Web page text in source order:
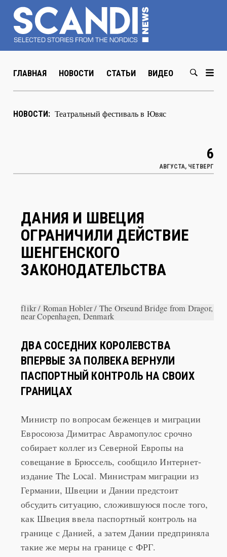
ГЛАВНАЯ НОВОСТИ СТАТЬИ ВИДЕО ABOUT US
НОВОСТИ: В Хельсинки открылась выставка
6
ДАНИЯ И ШВЕЦИЯ
ОГРАНИЧИЛИ ДЕЙСТВИЕ
ШЕНГЕНСКОГО
ЗАКОНОДАТЕЛЬСТВА
flikr / Roman Hobler / The Orseund Bridge from Dragor,
ДВА СОСЕДНИХ КОРОЛЕВСТВА
ВПЕРВЫЕ ЗА ПОЛВЕКА ВЕРНУЛИ
ПАСПОРТНЫЙ КОНТРОЛЬ НА СВОИХ
Министр по вопросам беженцев и миграции
Евросоюза Димитрас Аврамопулос срочно
собирает коллег из Северной Европы на
совещание в Брюссель, сообщило Интернет-
издание The Local. Министрам миграции из
Германии, Швеции и Дании предстоит
обсудить ситуацию, сложившуюся после того,
как Швеция ввела паспортный контроль на
границе с Данией, а затем Дании предприняла